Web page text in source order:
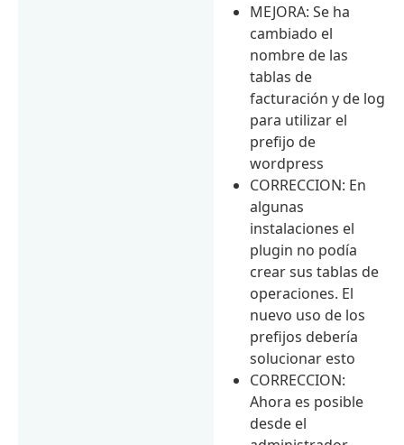
MEJORA: Se ha
cambiado el
nombre de las
tablas de
facturación y de log
para utilizar el
prefijo de
wordpress
CORRECCION: En
algunas
instalaciones el
plugin no podía
crear sus tablas de
operaciones. El
nuevo uso de los
prefijos debería
solucionar esto
CORRECCION:
Ahora es posible
desde el